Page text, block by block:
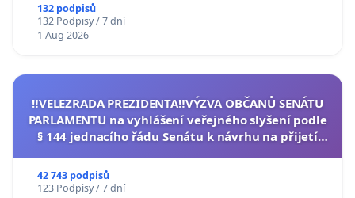
132 podpisů
132 Podpisy / 7 dní
1 Aug 2026
‼️VELEZRADA PREZIDENTA‼️VÝZVA OBČANŮ SENÁTU
PARLAMENTU na vyhlášení veřejného slyšení podle
§ 144 jednacího řádu Senátu k návrhu na přijetí
42 743 podpisů
123 Podpisy / 7 dní